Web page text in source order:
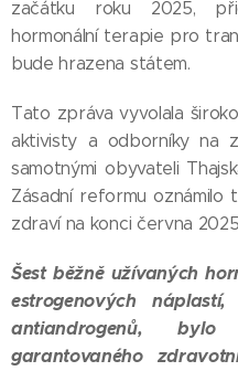
začátku roku 2025,
hormonální terapie pro
bude hrazena státem.
Tato zpráva vyvolala
aktivisty a odborníky na
samotnými obyvateli
Zásadní reformu oznámilo
zdraví na konci června
Šest běžně užívaných
estrogenových
antiandrogenů,
garantovaného